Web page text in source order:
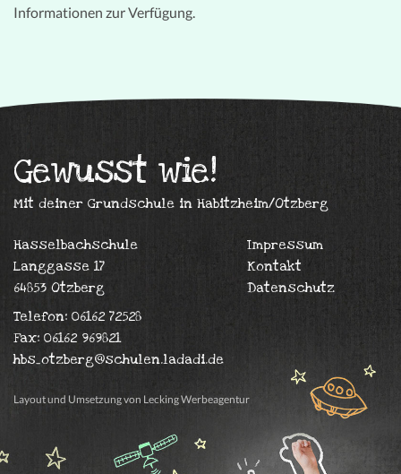
Informationen zur Verfügung.
Gewusst wie!
Mit deiner Grundschule in Habitzheim/Otzberg
Hasselbachschule
Langgasse 17
64853 Otzberg
Telefon: 06162 72528
Fax: 06162 969821
hbs_otzberg@schulen.ladadi.de
Impressum
Kontakt
Datenschutz
Layout und Umsetzung von Lecking Werbeagentur